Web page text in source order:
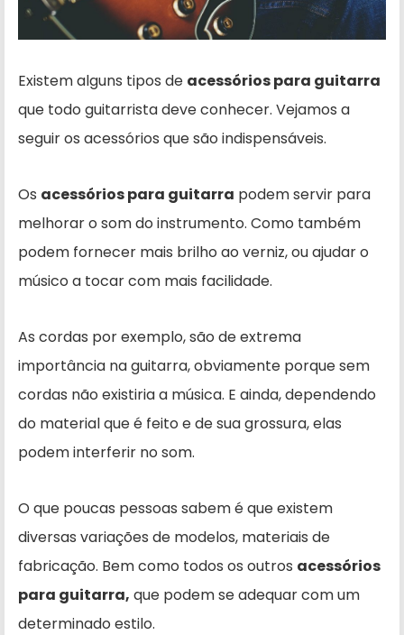
Existem alguns tipos de acessórios para guitarra
que todo guitarrista deve conhecer. Vejamos a
seguir os acessórios que são indispensáveis.
Os acessórios para guitarra podem servir para
melhorar o som do instrumento. Como também
podem fornecer mais brilho ao verniz, ou ajudar o
músico a tocar com mais facilidade.
As cordas por exemplo, são de extrema
importância na guitarra, obviamente porque sem
cordas não existiria a música. E ainda, dependendo
do material que é feito e de sua grossura, elas
podem interferir no som.
O que poucas pessoas sabem é que existem
diversas variações de modelos, materiais de
fabricação. Bem como todos os outros acessórios
para guitarra, que podem se adequar com um
determinado estilo.